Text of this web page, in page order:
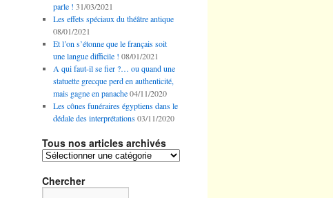
parle ! 31/03/2021
Les effets spéciaux du théâtre antique
08/01/2021
Et l’on s’étonne que le français soit
une langue difficile ! 08/01/2021
A qui faut-il se fier ?… ou quand une
statuette grecque perd en authenticité,
mais gagne en panache 04/11/2020
Les cônes funéraires égyptiens dans le
dédale des interprétations 03/11/2020
Tous nos articles archivés
Tous
articles
Chercher